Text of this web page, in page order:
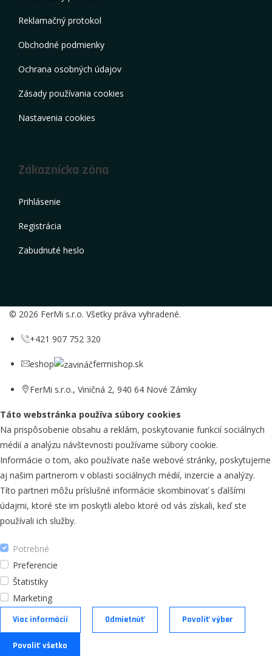
Reklamačný protokol
Obchodné podmienky
Ochrana osobných údajov
Zásady používania cookies
Nastavenia cookies
Zákaznícka zóna
Prihlásenie
Registrácia
Zabudnuté heslo
© 2026 FerMi s.r.o. Všetky práva vyhradené.
+421 907 752 320
eshop fermishop.sk
FerMi s.r.o., Viničná 2, 940 64 Nové Zámky
Táto webstránka používa súbory cookies
Na prispôsobenie obsahu a reklám, poskytovanie funkcií sociálnych
médií a analýzu návštevnosti používame súbory cookie.
Informácie o tom, ako používate naše webové stránky, poskytujeme
aj našim partnerom v oblasti sociálnych médií, inzercie a analýzy.
Títo partneri môžu príslušné informácie skombinovať s ďalšími
údajmi, ktoré ste im poskytli alebo ktoré od vás získali, keď ste
používali ich služby.
Potrebné
Preferencie
Štatistiky
Marketing
Viac informácií Odmietnúť Povoliť výber
Povoliť všetko